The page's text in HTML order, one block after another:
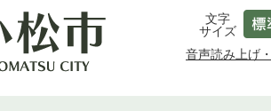
文字
サイズ
音声読み上げ